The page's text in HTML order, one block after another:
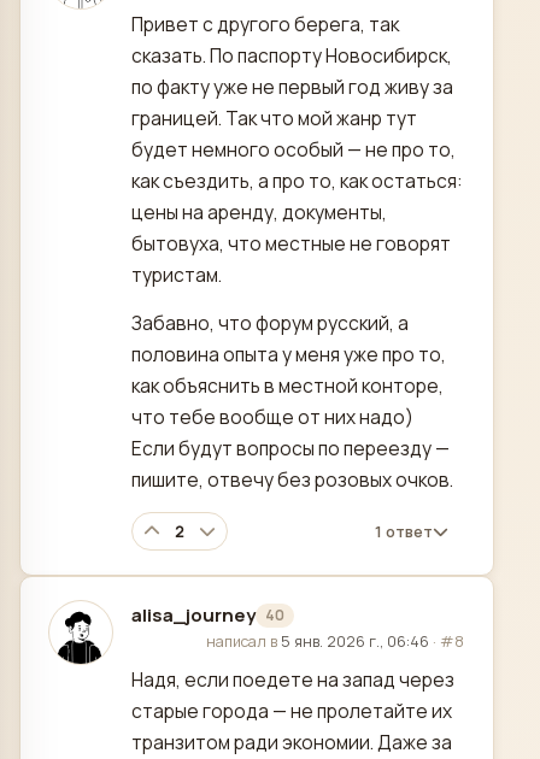
Привет с другого берега, так
сказать. По паспорту Новосибирск,
по факту уже не первый год живу за
границей. Так что мой жанр тут
будет немного особый — не про то,
как съездить, а про то, как остаться:
цены на аренду, документы,
бытовуха, что местные не говорят
туристам.
Забавно, что форум русский, а
половина опыта у меня уже про то,
как объяснить в местной конторе,
что тебе вообще от них надо)
Если будут вопросы по переезду —
пишите, отвечу без розовых очков.
2 1 ответ
alisa_journey 40
отредактировано
написал в 5 янв. 2026 г., 06:46 · #8
Надя, если поедете на запад через
старые города — не пролетайте их
транзитом ради экономии. Даже за